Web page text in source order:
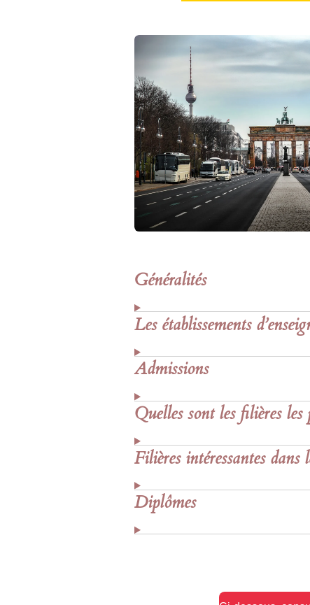
Généralités
Les établissements
Admissions
Quelles sont les filières les
Filières intéressantes dans
Diplômes